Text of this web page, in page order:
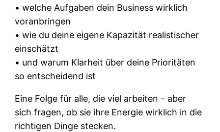
• welche Aufgaben dein Business wirklich
voranbringen
• wie du deine eigene Kapazität realistischer
einschätzt
• und warum Klarheit über deine Prioritäten
so entscheidend ist
Eine Folge für alle, die viel arbeiten – aber
sich fragen, ob sie ihre Energie wirklich in die
richtigen Dinge stecken.